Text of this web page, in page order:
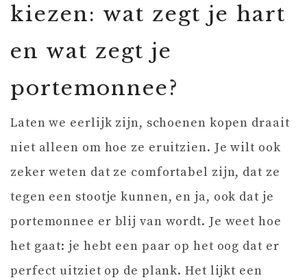
kiezen: wat zegt je hart
en wat zegt je
portemonnee?
Laten we eerlijk zijn, schoenen kopen draait
niet alleen om hoe ze eruitzien. Je wilt ook
zeker weten dat ze comfortabel zijn, dat ze
tegen een stootje kunnen, en ja, ook dat je
portemonnee er blij van wordt. Je weet hoe
het gaat: je hebt een paar op het oog dat er
perfect uitziet op de plank. Het lijkt een